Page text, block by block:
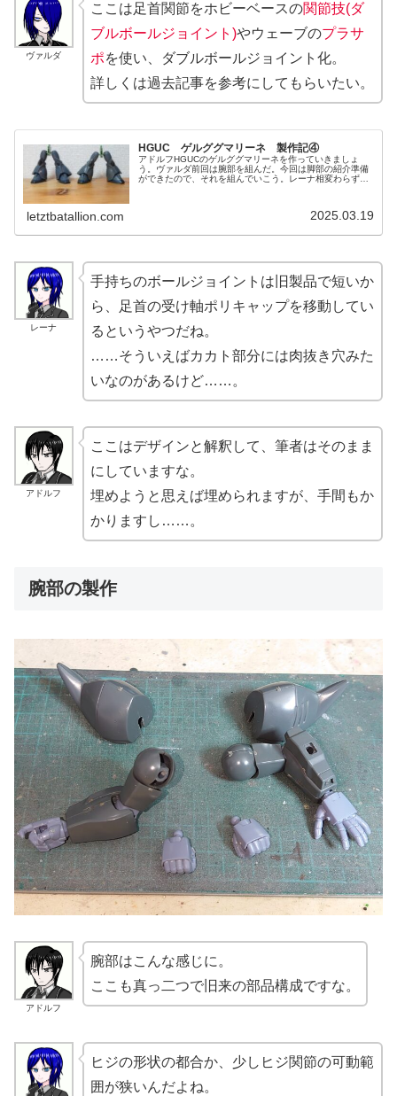
ヴァルダ
ここは足首関節をホビーベースの関節技(ダ
ブルボールジョイント)やウェーブのプラサ
ポを使い、ダブルボールジョイント化。
詳しくは過去記事を参考にしてもらいたい。
HGUC ゲルググマリーネ 製作記④
アドルフHGUCのゲルググマリーネを作っていきましょ
う。ヴァルダ前回は腕部を組んだ。今回は脚部の紹介準備
ができたので、それを組んでいこう。レーナ相変わらず難
letztbatallion.com 2025.03.19
レーナ
手持ちのボールジョイントは旧製品で短いか
ら、足首の受け軸ポリキャップを移動してい
るというやつだね。
……そういえばカカト部分には肉抜き穴みた
いなのがあるけど……。
アドルフ
ここはデザインと解釈して、筆者はそのまま
にしていますな。
埋めようと思えば埋められますが、手間もか
かりますし……。
腕部の製作
アドルフ
腕部はこんな感じに。
ここも真っ二つで旧来の部品構成ですな。
ヒジの形状の都合か、少しヒジ関節の可動範
囲が狭いんだよね。